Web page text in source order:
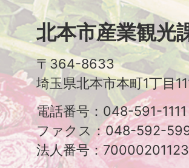
北本市産業観光
〒364-8633
埼玉県北本市本町1丁目
電話番号：048-591-1111
ファクス：048-592-
法人番号：